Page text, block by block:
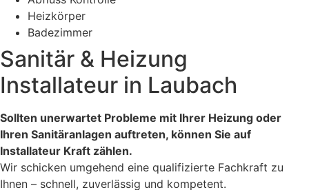
Heizkörper
Badezimmer
Sanitär & Heizung
Installateur in Laubach
Sollten unerwartet Probleme mit Ihrer Heizung oder
Ihren Sanitäranlagen auftreten, können Sie auf
Installateur Kraft zählen.
Wir schicken umgehend eine qualifizierte Fachkraft zu
Ihnen – schnell, zuverlässig und kompetent.